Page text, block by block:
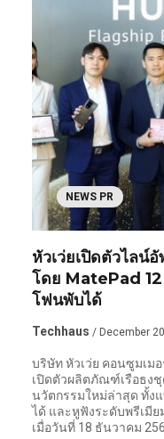
NEWS PR
หัวเว่ยเปิดตัวไลน์
โดย MatePad
โฟนพับได้
Techhaus / December
บริษัท หัวเว่ย คอนซูมเม
เปิดตัวผลิตภัณฑ์เรือธง
นวัตกรรมใหม่ล่าสุด ทั้ง
ได้ และหูฟังระดับพรีเมีย
เมื่อวันที่ 18 ธันวาคม